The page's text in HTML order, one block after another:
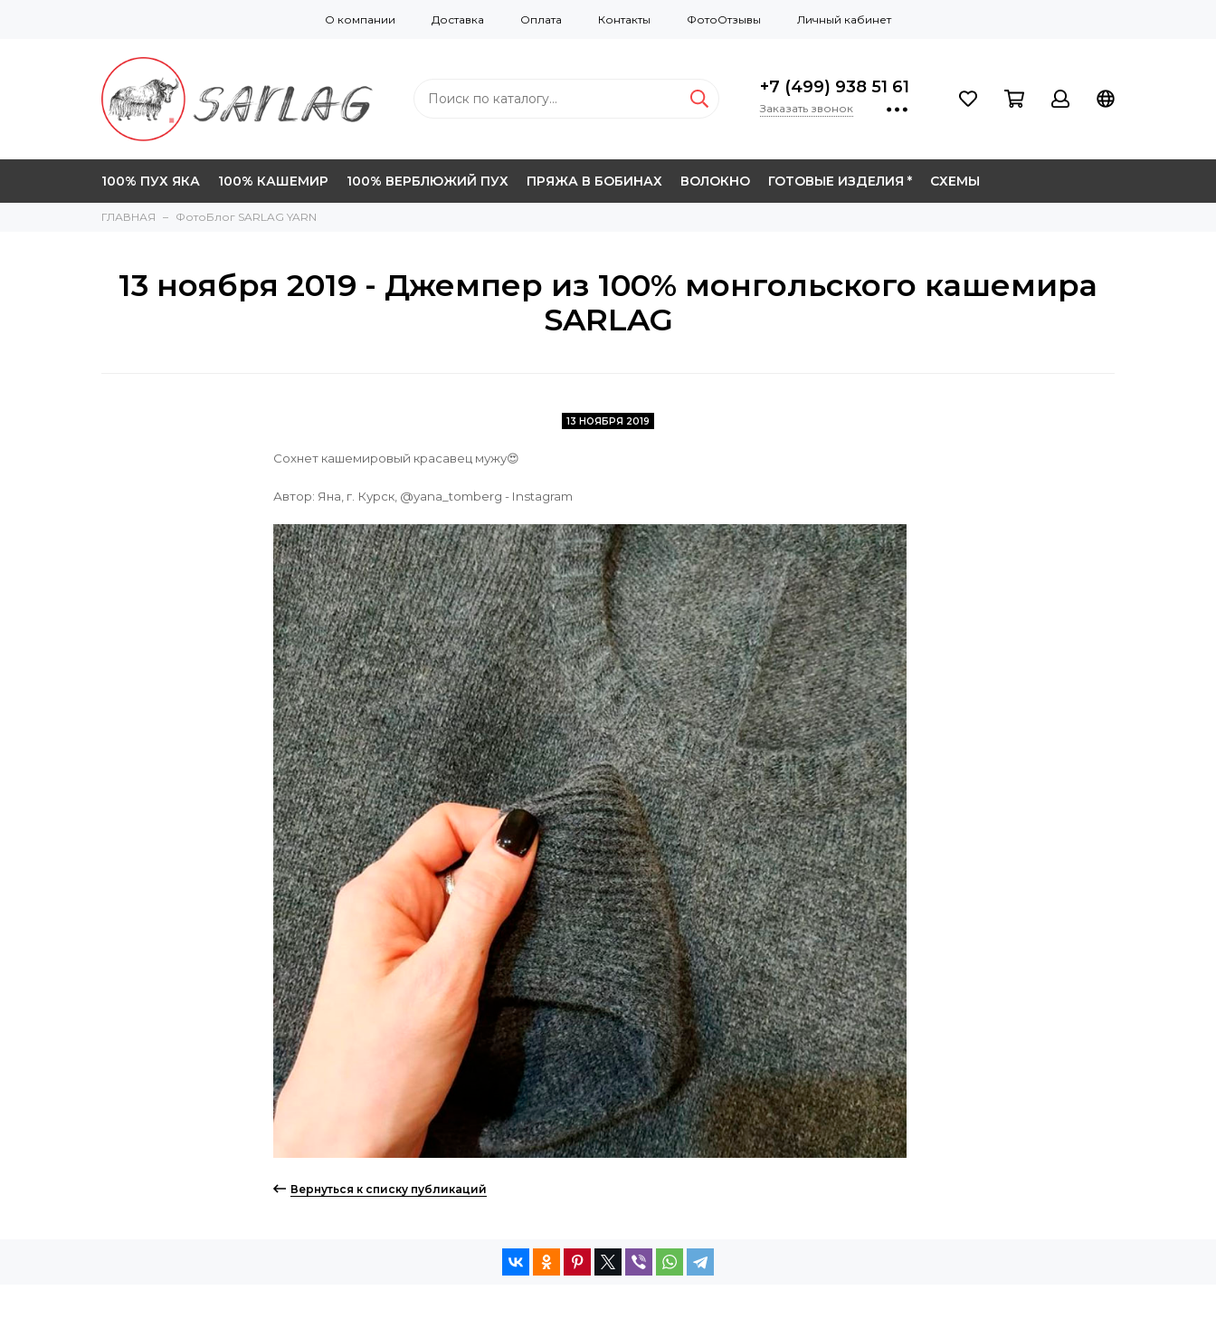
О компании Доставка Оплата Контакты ФотоОтзывы Личный кабинет
+7 (499) 938 51 61
Заказать звонок
100% ПУХ ЯКА 100% КАШЕМИР 100% ВЕРБЛЮЖИЙ ПУХ ПРЯЖА В БОБИНАХ ВОЛОКНО ГОТОВЫЕ ИЗДЕЛИЯ * СХЕМЫ
ГЛАВНАЯ ФотоБлог SARLAG YARN
13 ноября 2019 - Джемпер из 100% монгольского кашемира
SARLAG
13 НОЯБРЯ 2019
Сохнет кашемировый красавец мужу😍
Автор: Яна, г. Курск, @yana_tomberg - Instagram
Вернуться к списку публикаций